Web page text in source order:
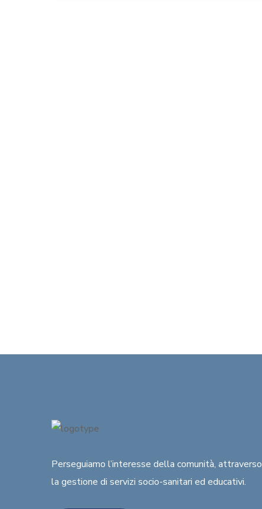
Perseguiamo l’interesse della comunità, attraverso
la gestione di servizi socio-sanitari ed educativi.